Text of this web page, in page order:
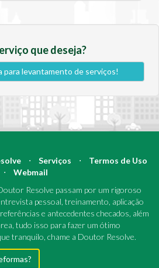
que deseja?
para levantamento de serviços!
⋅ Serviços ⋅
Termos de Uso
⋅
Webmail
Resolve passam por um rigoroso
pessoal, treinamento, aplicação
e antecedentes checados, além
tudo isso para fazer um ótimo
tranquilo, chame a Doutor Resolve.